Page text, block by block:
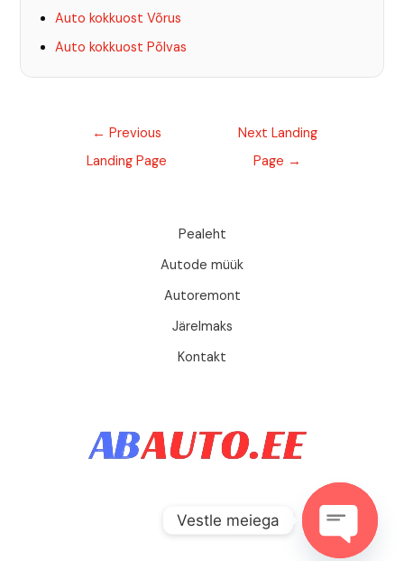
Auto kokkuost Võrus
Auto kokkuost Põlvas
← Previous
Landing Page
Next Landing
Page →
Pealeht
Autode müük
Autoremont
Järelmaks
Kontakt
AB AUTO
Vestle meiega